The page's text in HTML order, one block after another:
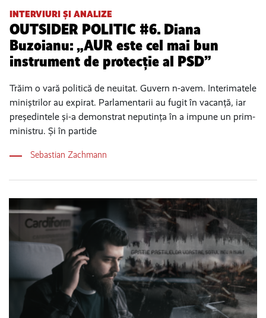
INTERVIURI ȘI ANALIZE
OUTSIDER POLITIC #6. Diana
Buzoianu: „AUR este cel mai bun
instrument de protecție al PSD”
Trăim o vară politică de neuitat. Guvern n-avem. Interimatele
miniștrilor au expirat. Parlamentarii au fugit în vacanță, iar
președintele și-a demonstrat neputința în a impune un prim-
ministru. Și în partide
Sebastian Zachmann